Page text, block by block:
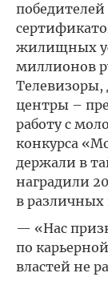
жилищных
миллионов
центры –
работу с
конкурса
держали в
наградили
в
— «Нас
по
властей не